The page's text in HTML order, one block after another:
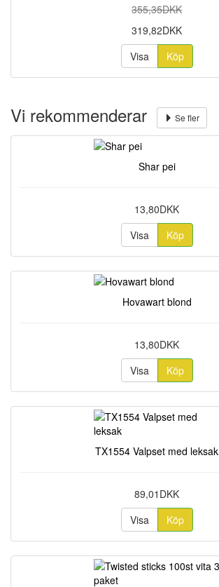
355,35DKK
319,82DKK
Visa
Köp
Vi rekommenderar Se fler
Shar pei
13,80DKK
Visa
Köp
Hovawart blond
13,80DKK
Visa
Köp
TX1554 Valpset med leksak
89,01DKK
Visa
Köp